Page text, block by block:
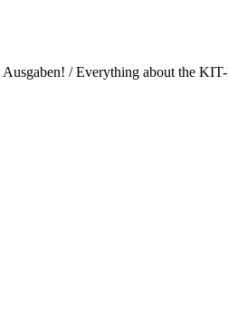
/ Everything about the